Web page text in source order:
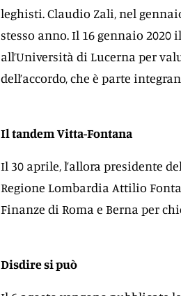
leghisti. Claudio Zali, nel
stesso anno. Il 16 gennaio
all’Università di Lucerna per
dell’accordo, che è parte
Il tandem Vitta-Fontana
Il 30 aprile, l’allora presidente
Regione Lombardia Attilio
Finanze di Roma e Berna per
Disdire si può